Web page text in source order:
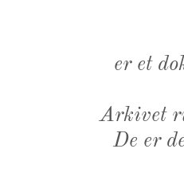
er et
Arkivet
De er